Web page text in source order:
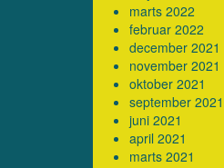
marts 2022
februar 2022
december 2021
november 2021
oktober 2021
september 2021
juni 2021
april 2021
marts 2021